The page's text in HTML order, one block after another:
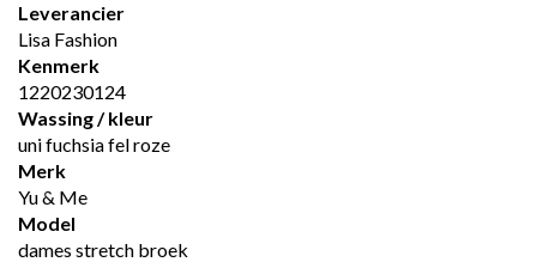
Leverancier
Lisa Fashion
Kenmerk
1220230124
Wassing / kleur
uni fuchsia fel roze
Merk
Yu & Me
Model
dames stretch broek